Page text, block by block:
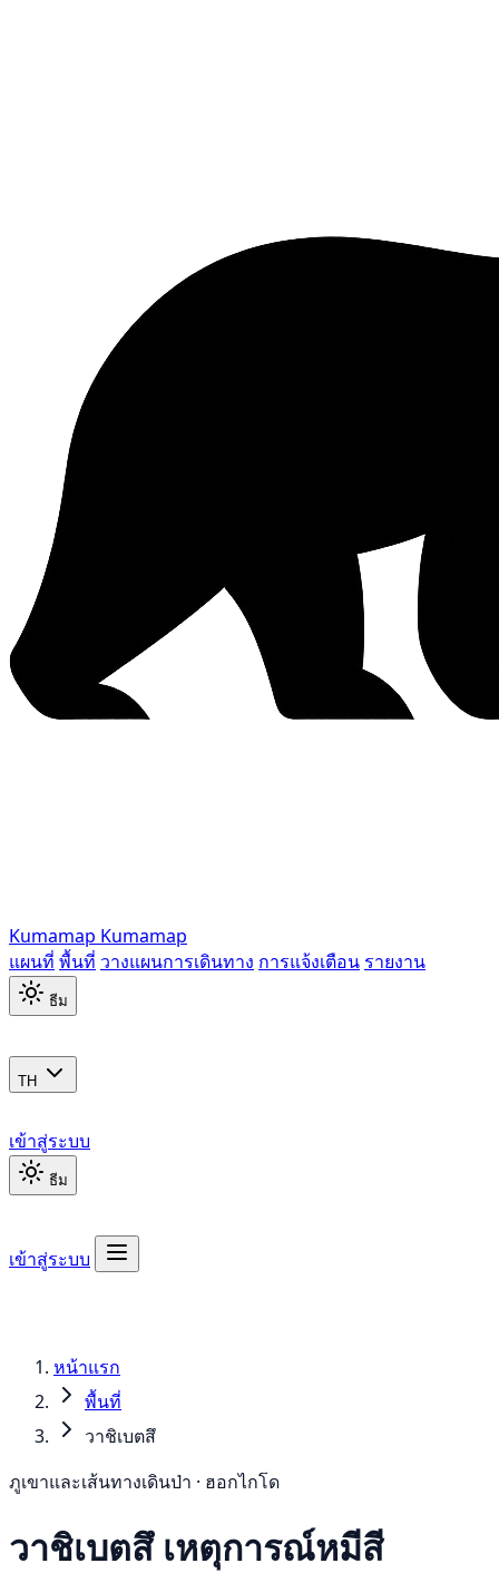
Kumamap Kumamap
แผนที่ พื้นที่ วางแผนการเดินทาง การแจ้งเตือน รายงาน
ธีม
TH
เข้าสู่ระบบ
ธีม
เข้าสู่ระบบ
หน้าแรก
พื้นที่
วาชิเบตสึ
ภูเขาและเส้นทางเดินป่า · ฮอกไกโด
วาชิเบตสึ เหตุการณ์หมีสี